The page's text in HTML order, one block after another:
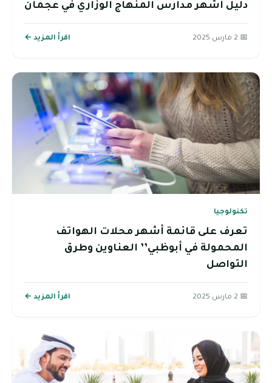
دليل أشهر مدارس المنهاج الوزاري في عجمان
📅 2 مارس 2025 اقرأ المزيد ←
تكنولوجيا
تعرف على قائمة أشهر محلات الهواتف
المحمولة في أبوظبي’’ العناوين وطرق
التواصل
📅 2 مارس 2025 اقرأ المزيد ←